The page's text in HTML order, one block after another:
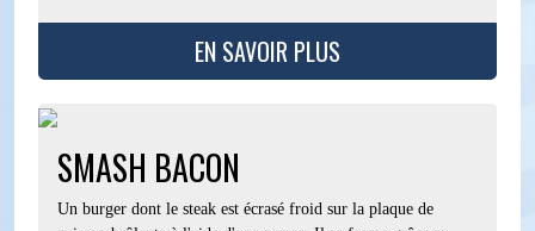
EN SAVOIR PLUS
SMASH BACON
Un burger dont le steak est écrasé froid sur la plaque de